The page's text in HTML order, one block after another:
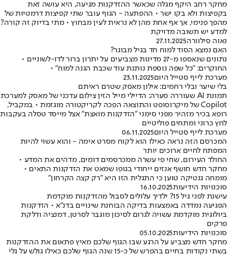
מחקר רחב היקף מגלה שכאשר ההזדקנות מגיעה, היא עושה זאת
בקפיצות ולא בקו ישר • ההפתעה - הגוף עובר שתי קפיצות דרמטיות של
מהפך פנימי, אך אף אחת מהן לא נראית לעין מבחוץ • מתי בדיוק זה קורה?
למדע יש תשובה מדויקת
נאוה סילוורה27.11.2025
האם נמצא הסוד למוח חד בגיל מבוגר?
נתונים שנאספו מ-27 מדינות מצביעים על יתרון ברור לדו-לשוניים •
החוקרים: "כל שפה נוספת נותנת עוד שכבת הגנה למוח" •
מערכת לייף סטייל היום23.11.2025
בלי שיער ובלי רחמים: אילון מאסק שטרם ראיתם
תמונת AI שעוררה סערה: הדיילי מייל הזין צילום עדכני של מאסק למערכת
Copilot של מיקרוסופט והתוצאה הפכה לקריקטורה מוגזמת • במקביל,
רופא בכיר מזהיר מפני סימני "הזדקנות מואצת" אצל מייסד טסלה בעקבות
לחץ כרוני ומתחים פוליטיים
מערכת לייף סטייל היום06.11.2025
המכרסם הזה נראה כאילו הוא לקוח מסרט אימה - והוא עשוי להיות
המפתח לחיים ארוכים יותר
החולד העירום, שחי פי עשרה ממכרסמים דומים, מדהים את המדע •
מחקר חדש חושף אנזים ייחודי בגופו שמאט את הזדקנות התאים •
מומחה גנטיקה טוען כי התגלית הזו היא "רק קצה הקרחון"
סוכנויות הידיעות16.10.2025
עישנת לפני גיל 15? ילדיך עלולים לסבול מהזדקנות מוקדמת
הפגיעה נמדדה באמצעות בדיקה הבוחנת שינויים בדנ"א • הזדקנות
ביולוגית מוקדמת עשויה לגרום לסיכון מוגבר לסרטן, דמנציה ודלקת
פרקים
סוכנויות הידיעות05.10.2025
מחקר חדש מצביע על הרגע שבו הגוף שלכם מאיץ פתאום את ההזדקנות
בשתי נקודות בחיים בהפרש של כ-15 שנה הגוף שלכם כאילו גולש על גלי